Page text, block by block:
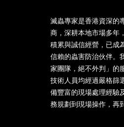
滅蟲專家是香港資深的
商，深耕本地市場多年
積累與誠信經營，已成
信賴的蟲害防治伙伴。
家團隊，絕不外判」
技術人員均經過嚴格篩
備豐富的現場處理經驗
務規劃到現場操作，再